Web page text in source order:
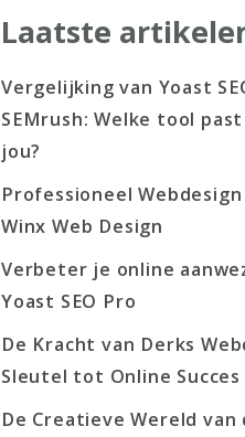
Laatste
Vergelijking van Yoast
SEMrush: Welke tool
jou?
Professioneel
Winx Web Design
Verbeter je online
Yoast SEO Pro
De Kracht van Derks
Sleutel tot Online Succes
De Creatieve Wereld van